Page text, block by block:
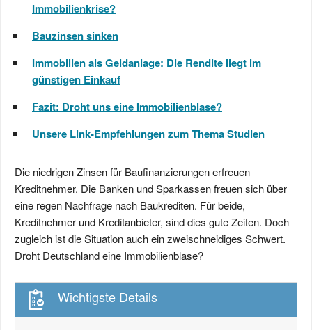
Immobilienkrise?
Bauzinsen sinken
Immobilien als Geldanlage: Die Rendite liegt im
günstigen Einkauf
Fazit: Droht uns eine Immobilienblase?
Unsere Link-Empfehlungen zum Thema Studien
Die niedrigen Zinsen für Baufinanzierungen erfreuen
Kreditnehmer. Die Banken und Sparkassen freuen sich über
eine regen Nachfrage nach Baukrediten. Für beide,
Kreditnehmer und Kreditanbieter, sind dies gute Zeiten. Doch
zugleich ist die Situation auch ein zweischneidiges Schwert.
Droht Deutschland eine Immobilienblase?
Wichtigste Details